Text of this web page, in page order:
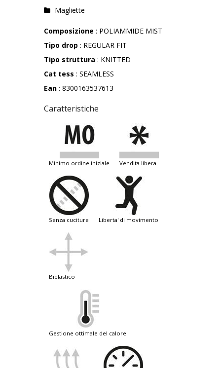
Magliette
Composizione : POLIAMMIDE MIST
Tipo drop : REGULAR FIT
Tipo struttura : KNITTED
Cat tess : SEAMLESS
Ean : 8300163537613
Caratteristiche
minimo ordine iniziale vendita libera
senza cuciture liberta' di movimento
bielastico
gestione ottimale del calore